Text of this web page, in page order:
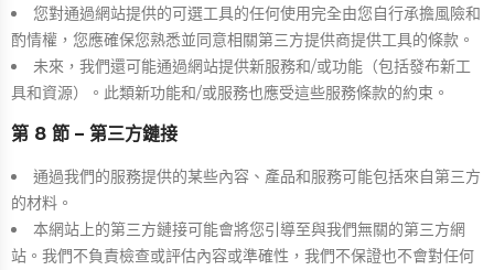
您對通過網站提供的可選工具的任何使用完全由您自行承擔風險和
酌情權，您應確保您熟悉並同意相關第三方提供商提供工具的條款。
未來，我們還可能通過網站提供新服務和/或功能（包括發布新工
具和資源）。此類新功能和/或服務也應受這些服務條款的約束。
第 8 節 – 第三方鏈接
通過我們的服務提供的某些內容、產品和服務可能包括來自第三方
的材料。
本網站上的第三方鏈接可能會將您引導至與我們無關的第三方網
站。我們不負責檢查或評估內容或準確性，我們不保證也不會對任何